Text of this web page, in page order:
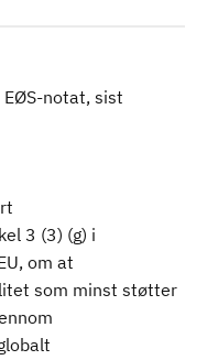
notat, sist
3 (3) (g) i
om at
som minst støtter